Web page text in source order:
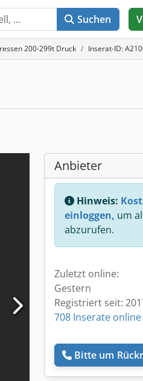
Suchen
200-299t Druck Inserat-ID:
Anbieter
Hinweis:
einloggen, um
abzurufen.
Zuletzt online:
Gestern
Registriert seit:
708 Inserate online
Bitte um